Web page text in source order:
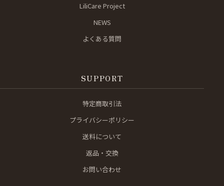
LiliCare Project
NEWS
よくある質問
SUPPORT
特定商取引法
プライバシーポリシー
送料について
返品・交換
お問い合わせ